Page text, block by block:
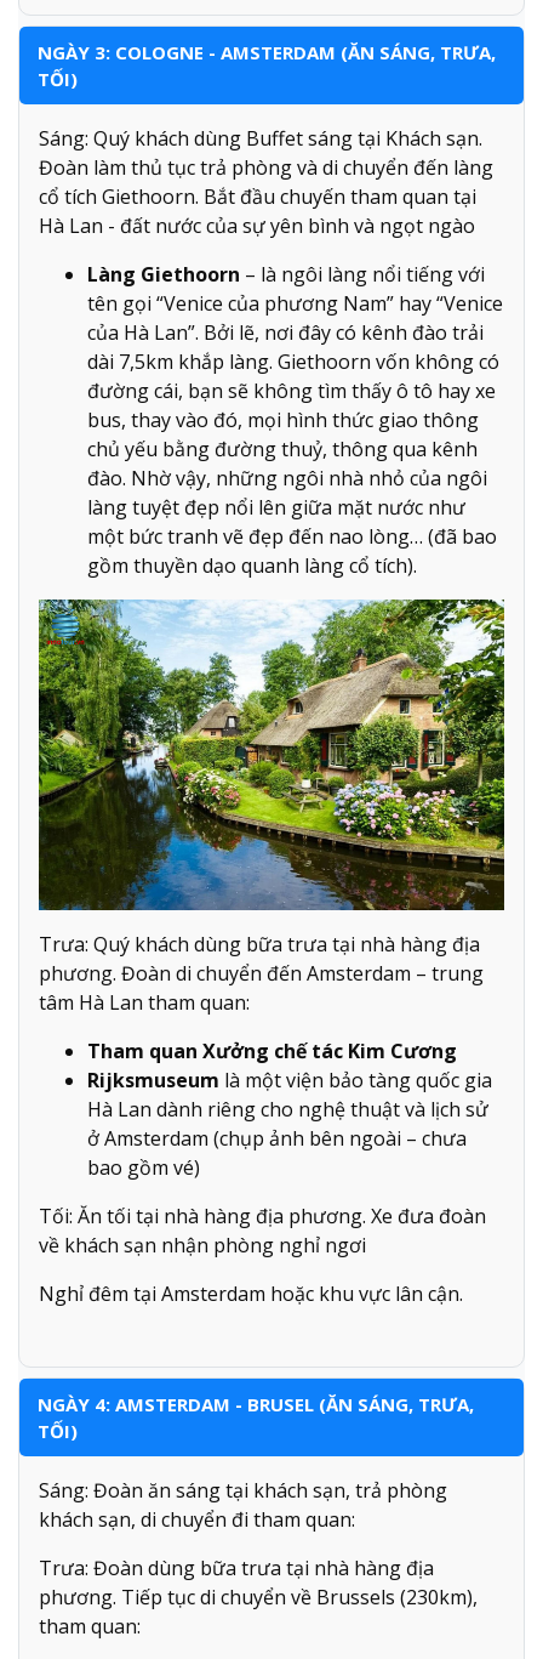
NGÀY 3: COLOGNE - AMSTERDAM (ĂN SÁNG, TRƯA,
TỐI)
Sáng: Quý khách dùng Buffet sáng tại Khách sạn.
Đoàn làm thủ tục trả phòng và di chuyển đến làng
cổ tích Giethoorn. Bắt đầu chuyến tham quan tại
Hà Lan - đất nước của sự yên bình và ngọt ngào
Làng Giethoorn – là ngôi làng nổi tiếng với
tên gọi “Venice của phương Nam” hay “Venice
của Hà Lan”. Bởi lẽ, nơi đây có kênh đào trải
dài 7,5km khắp làng. Giethoorn vốn không có
đường cái, bạn sẽ không tìm thấy ô tô hay xe
bus, thay vào đó, mọi hình thức giao thông
chủ yếu bằng đường thuỷ, thông qua kênh
đào. Nhờ vậy, những ngôi nhà nhỏ của ngôi
làng tuyệt đẹp nổi lên giữa mặt nước như
một bức tranh vẽ đẹp đến nao lòng… (đã bao
gồm thuyền dạo quanh làng cổ tích).
Trưa: Quý khách dùng bữa trưa tại nhà hàng địa
phương. Đoàn di chuyển đến Amsterdam – trung
tâm Hà Lan tham quan:
Tham quan Xưởng chế tác Kim Cương
Rijksmuseum là một viện bảo tàng quốc gia
Hà Lan dành riêng cho nghệ thuật và lịch sử
ở Amsterdam (chụp ảnh bên ngoài – chưa
bao gồm vé)
Tối: Ăn tối tại nhà hàng địa phương. Xe đưa đoàn
về khách sạn nhận phòng nghỉ ngơi
Nghỉ đêm tại Amsterdam hoặc khu vực lân cận.
NGÀY 4: AMSTERDAM - BRUSEL (ĂN SÁNG, TRƯA,
TỐI)
Sáng: Đoàn ăn sáng tại khách sạn, trả phòng
khách sạn, di chuyển đi tham quan:
Trưa: Đoàn dùng bữa trưa tại nhà hàng địa
phương. Tiếp tục di chuyển về Brussels (230km),
tham quan: